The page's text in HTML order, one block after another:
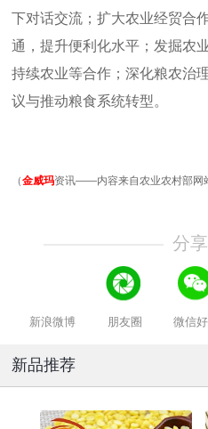
下对话交流；扩大农业经贸合
通，提升便利化水平；发掘农
持续农业等合作；深化粮农治
议与推动粮食系统转型。
（金威玛资讯——内容来自农业农村部网
分
新浪微博 朋友圈 微信
新品推荐